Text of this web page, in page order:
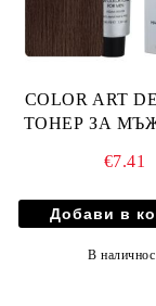
COLOR ART
ТОНЕР ЗА
€7.41
В